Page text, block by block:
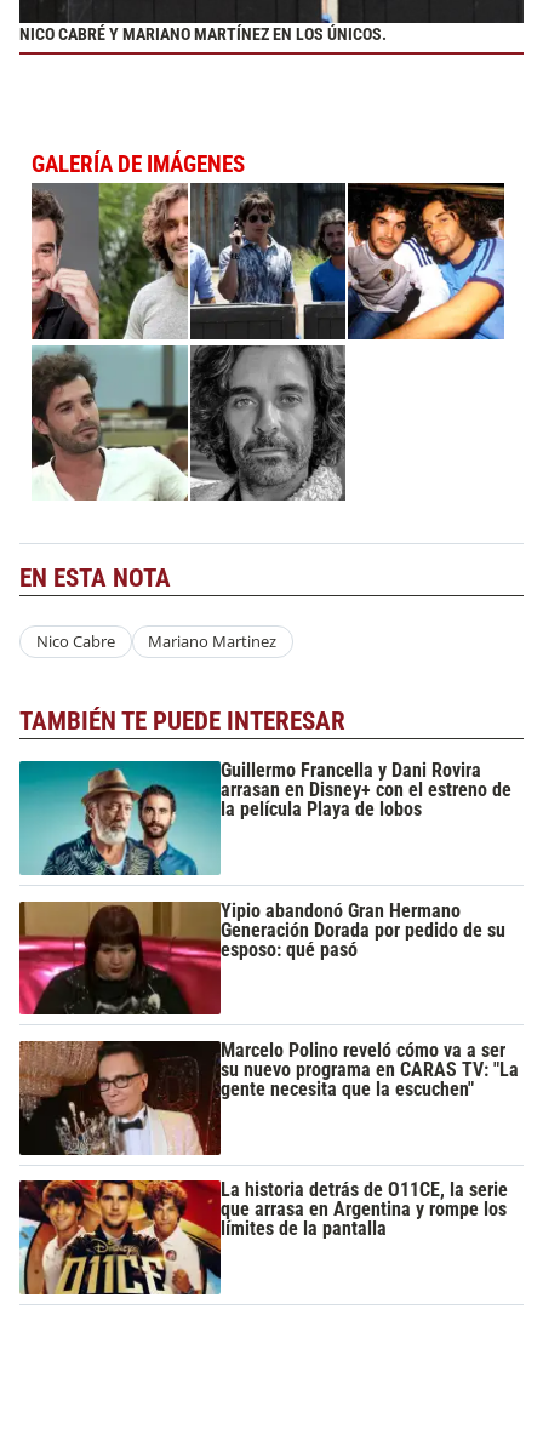
NICO CABRÉ Y MARIANO MARTÍNEZ EN LOS ÚNICOS.
GALERÍA DE IMÁGENES
EN ESTA NOTA
Nico Cabre Mariano Martinez
TAMBIÉN TE PUEDE INTERESAR
Guillermo Francella y Dani Rovira
arrasan en Disney+ con el estreno de
la película Playa de lobos
Yipio abandonó Gran Hermano
Generación Dorada por pedido de su
esposo: qué pasó
Marcelo Polino reveló cómo va a ser
su nuevo programa en CARAS TV: "La
gente necesita que la escuchen"
La historia detrás de O11CE, la serie
que arrasa en Argentina y rompe los
límites de la pantalla